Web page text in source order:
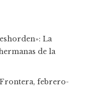
La
de la
febrero-